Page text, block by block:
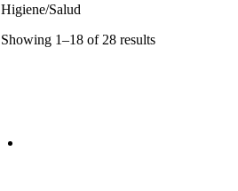
Higiene/Salud
Showing 1–18 of 28 results